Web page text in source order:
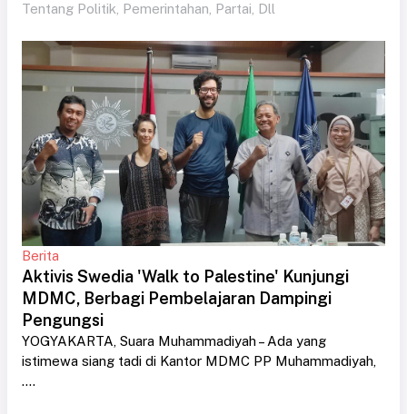
Tentang Politik, Pemerintahan, Partai, Dll
Berita
Aktivis Swedia 'Walk to Palestine' Kunjungi
MDMC, Berbagi Pembelajaran Dampingi
Pengungsi
YOGYAKARTA, Suara Muhammadiyah – Ada yang
istimewa siang tadi di Kantor MDMC PP Muhammadiyah,
....